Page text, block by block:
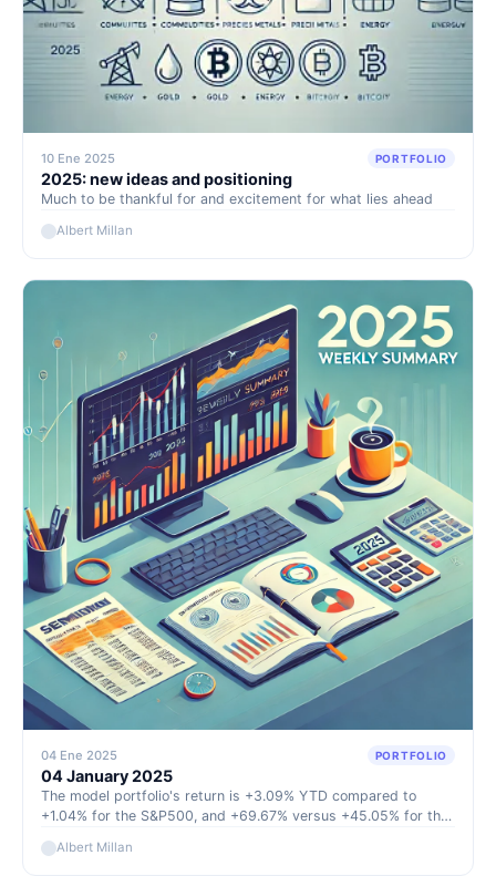
10 Ene 2025 PORTFOLIO
2025: new ideas and positioning
Much to be thankful for and excitement for what lies ahead
Albert Millan
04 Ene 2025 PORTFOLIO
04 January 2025
The model portfolio's return is +3.09% YTD compared to
+1.04% for the S&P500, and +69.67% versus +45.05% for the
Albert Millan